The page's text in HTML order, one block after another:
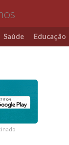
Saúde Educação